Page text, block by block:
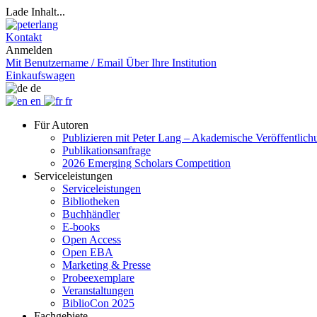
Lade Inhalt...
Kontakt
Anmelden
Mit Benutzername / Email Über Ihre Institution
Einkaufswagen
de
en
fr
Für Autoren
Publizieren mit Peter Lang – Akademische
Publikationsanfrage
2026 Emerging Scholars Competition
Serviceleistungen
Serviceleistungen
Bibliotheken
Buchhändler
E-books
Open Access
Open EBA
Marketing & Presse
Probeexemplare
Veranstaltungen
BiblioCon 2025